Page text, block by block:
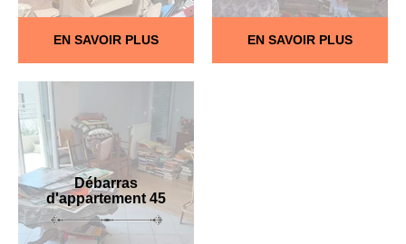
EN SAVOIR PLUS EN SAVOIR PLUS
Débarras
d'appartement 45